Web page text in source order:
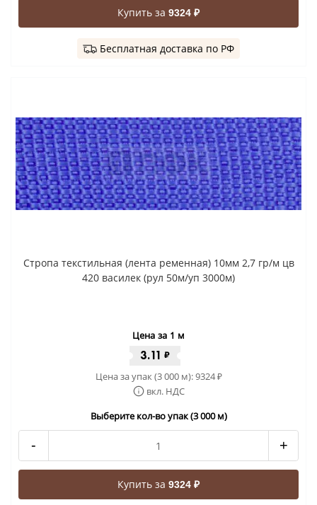
Купить за 9324 ₽
Бесплатная доставка по РФ
Стропа текстильная (лента ременная) 10мм 2,7 гр/м цв
420 василек (рул 50м/уп 3000м)
Цена за 1 м
3.11 ₽
Цена за упак (3 000 м):9324₽
вкл. НДС
Выберите кол-во упак (3 000 м)
- +
Купить за 9324 ₽